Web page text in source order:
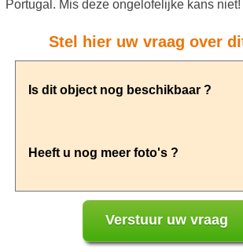
Portugal. Mis deze ongelofelijke kans niet!
Stel hier uw vraag over